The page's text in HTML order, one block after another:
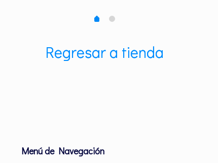
Regresar a tienda
Menú de Navegación